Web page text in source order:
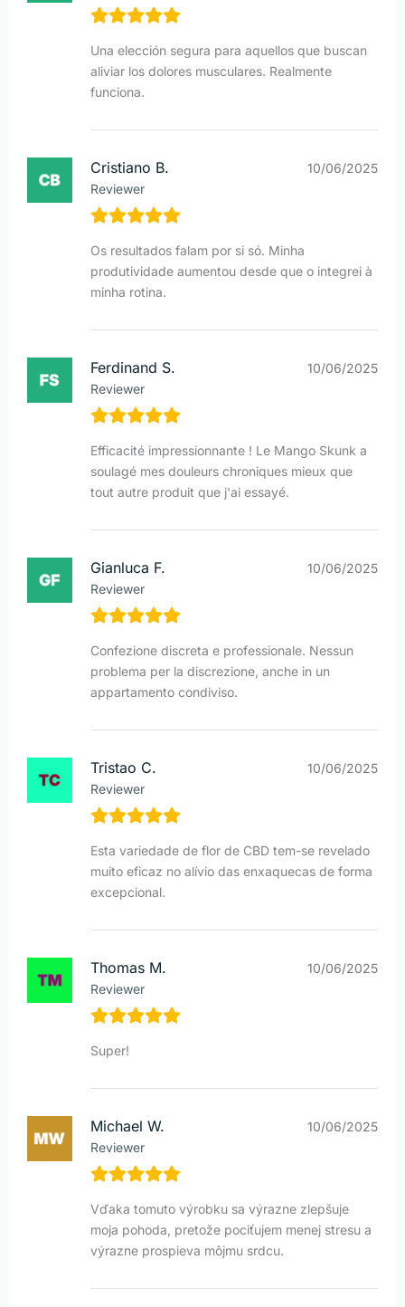
Una elección segura para aquellos que buscan
aliviar los dolores musculares. Realmente
funciona.
Cristiano B.
Reviewer
10/06/2025
Os resultados falam por si só. Minha
produtividade aumentou desde que o integrei à
minha rotina.
Ferdinand S.
Reviewer
10/06/2025
Efficacité impressionnante ! Le Mango Skunk a
soulagé mes douleurs chroniques mieux que
tout autre produit que j'ai essayé.
Gianluca F.
Reviewer
10/06/2025
Confezione discreta e professionale. Nessun
problema per la discrezione, anche in un
appartamento condiviso.
Tristao C.
Reviewer
10/06/2025
Esta variedade de flor de CBD tem-se revelado
muito eficaz no alívio das enxaquecas de forma
excepcional.
Thomas M.
Reviewer
10/06/2025
Super!
Michael W.
Reviewer
10/06/2025
Vďaka tomuto výrobku sa výrazne zlepšuje
moja pohoda, pretože pociťujem menej stresu a
výrazne prospieva môjmu srdcu.